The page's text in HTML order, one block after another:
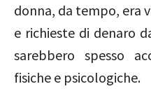
donna, da tempo, era
e richieste di denaro
sarebbero spesso
fisiche e psicologiche.